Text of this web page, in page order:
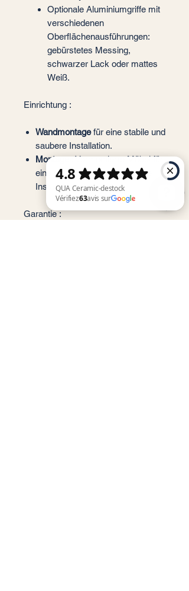
Optionale Aluminiumgriffe mit
verschiedenen
Oberflächenausführungen:
gebürstetes Messing,
schwarzer Lack oder mattes
Weiß.
Einrichtung :
Wandmontagefür eine stabile und
saubere Installation.
Montage: Vormontierte Möbel für
eine schnelle und problemlose
Installation.
Garantie :